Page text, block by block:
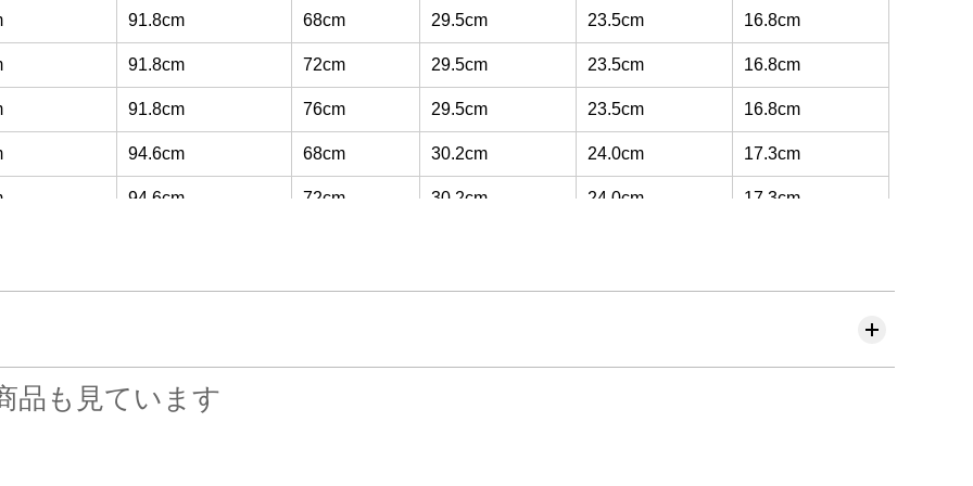
91.8cm 68cm 29.5cm 23.5cm 16.8cm
91.8cm 72cm 29.5cm 23.5cm 16.8cm
91.8cm 76cm 29.5cm 23.5cm 16.8cm
94.6cm 68cm 30.2cm 24.0cm 17.3cm
94.6cm 72cm 30.2cm 24.0cm 17.3cm
97.4cm 68cm 31.0cm 24.5cm 17.8cm
品も見ています